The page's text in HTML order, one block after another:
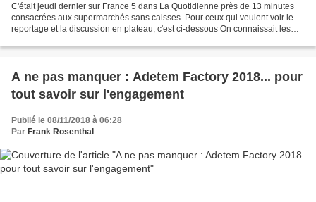
C'était jeudi dernier sur France 5 dans La Quotidienne près de 13 minutes
consacrées aux supermarchés sans caisses. Pour ceux qui veulent voir le
reportage et la discussion en plateau, c'est ci-dessous On connaissait les
A ne pas manquer : Adetem Factory 2018... pour
tout savoir sur l'engagement
Publié le 08/11/2018 à 06:28
Par Frank Rosenthal